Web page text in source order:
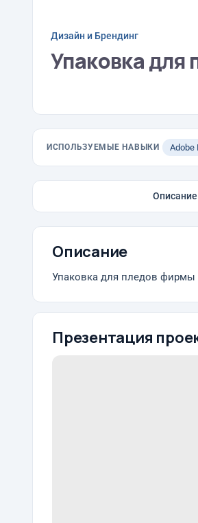
Дизайн и Брендинг
Упаковка для
ИСПОЛЬЗУЕМЫЕ НАВЫКИ Adobe
Описание
Описание
Упаковка для пледов фирмы
Презентация